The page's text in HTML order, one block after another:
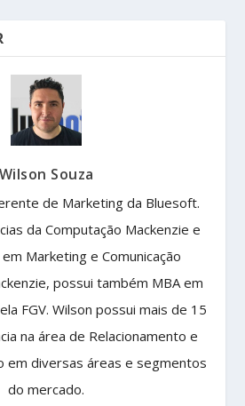
Wilson Souza
de Marketing da Bluesoft.
da Computação Mackenzie e
Marketing e Comunicação
possui também MBA em
FGV. Wilson possui mais de 15
na área de Relacionamento e
em diversas áreas e segmentos
do mercado.